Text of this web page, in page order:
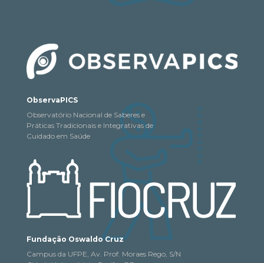
ObservaPICS
Observatório Nacional de Saberes e
Práticas Tradicionais e Integrativas de
Cuidado em Saúde
Fundação Oswaldo Cruz
Campus da UFPE, Av. Prof. Moraes Rego, S/N